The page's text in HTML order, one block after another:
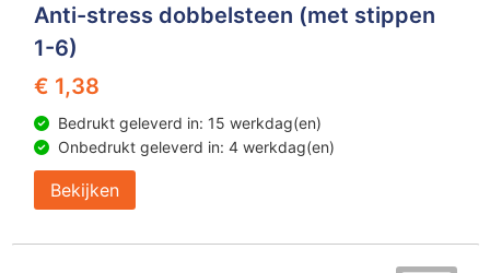
Anti-stress dobbelsteen (met stippen
1-6)
€ 1,38
Bedrukt geleverd in: 15 werkdag(en)
Onbedrukt geleverd in: 4 werkdag(en)
Bekijken